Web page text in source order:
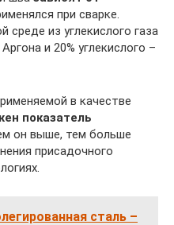
при сварке.
из углекислого газа
и 20% углекислого –
в качестве
показатель
он выше, тем больше
присадочного
сталь –